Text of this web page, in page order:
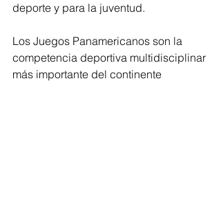
deporte y para la juventud.
Los Juegos Panamericanos son la
competencia deportiva multidisciplinar
más importante del continente